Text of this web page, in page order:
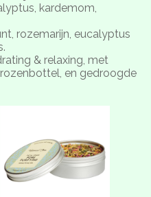
kardemom,
rozemarijn, eucalyptus
& relaxing, met
en gedroogde